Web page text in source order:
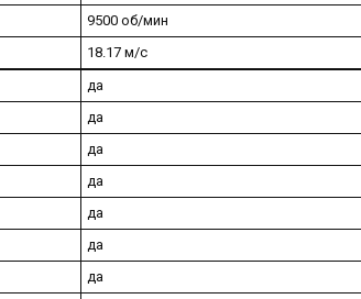
9500 об/мин
18.17 м/с
да
да
да
да
да
да
да